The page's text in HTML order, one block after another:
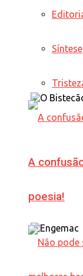
Síntese
A
poesia!